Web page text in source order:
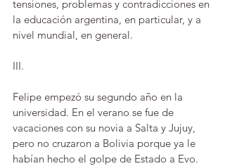
tensiones, problemas y contradicciones en
la educación argentina, en particular, y a
nivel mundial, en general.
III.
Felipe empezó su segundo año en la
universidad. En el verano se fue de
vacaciones con su novia a Salta y Jujuy,
pero no cruzaron a Bolivia porque ya le
habían hecho el golpe de Estado a Evo.